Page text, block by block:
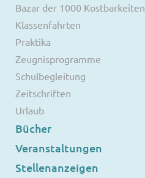
Bazar der 1000 Kostbarkeiten
Klassenfahrten
Praktika
Zeugnisprogramme
Schulbegleitung
Zeitschriften
Urlaub
Bücher
Veranstaltungen
Stellenanzeigen